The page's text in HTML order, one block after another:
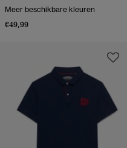
Meer beschikbare kleuren
€49,99